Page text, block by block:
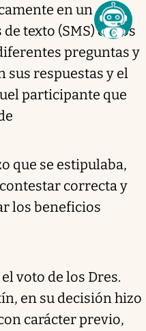
en un
texto (SMS) en los
preguntas y
respuestas y el
participante que
que se estipulaba,
correcta y
los beneficios
voto de los Dres.
en su decisión hizo
carácter previo,